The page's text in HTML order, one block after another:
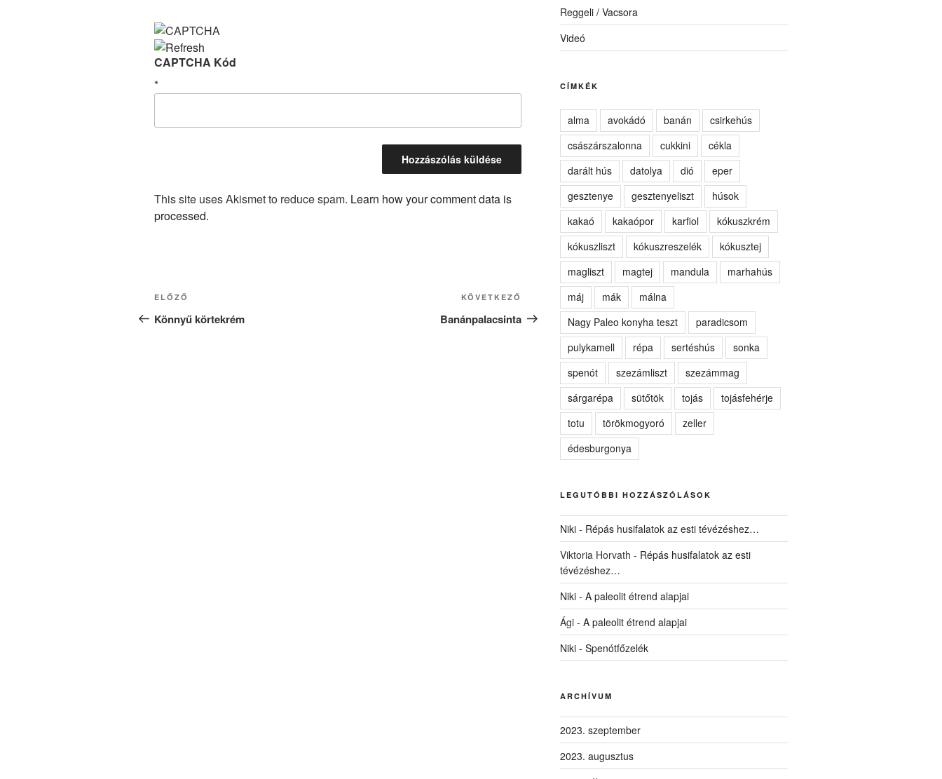
CAPTCHA Kód
*
This site uses Akismet to reduce spam. Learn how your comment data is
processed.
Bejegyzés
navigáció
Korábbi
bejegyzés
ELŐZŐ
Könnyű körtekrém
Következő
bejegyzés
KÖVETKEZŐ
Banánpalacsinta
Reggeli / Vacsora
Videó
CÍMKÉK
alma avokádó banán
csirkehús
császárszalonna
cukkini
cékla
darált hús
datolya dió
eper
gesztenye
gesztenyeliszt
húsok
kakaó
kakaópor karfiol
kókuszkrém
kókuszliszt
kókuszreszelék
kókusztej
magliszt
magtej mandula
marhahús
máj
mák
málna
Nagy Paleo konyha teszt
paradicsom
pulykamell
répa sertéshús
sonka
spenót
szezámliszt
szezámmag
sárgarépa
sütőtök tojás
tojásfehérje
totu
törökmogyoró
zeller
édesburgonya
LEGUTÓBBI HOZZÁSZÓLÁSOK
Niki- Répás husifalatok az esti tévézéshez…
Viktoria Horvath - Répás husifalatok az esti
tévézéshez…
Niki- A paleolit étrend alapjai
Ági- A paleolit étrend alapjai
Niki- Spenótfőzelék
ARCHÍVUM
2023. szeptember
2023. augusztus